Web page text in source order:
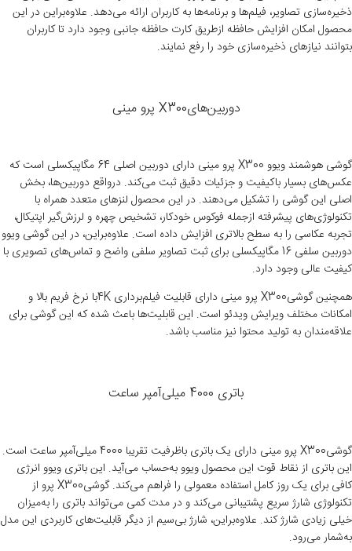
ذخیره‌سازی تصاویر، فیلم‌ها و برنامه‌ها به کاربران ارائه می‌دهد. علاوه‌براین در این
محصول امکان افزایش حافظه ازطریق کارت حافظه جانبی وجود دارد تا کاربران
بتوانند نیازهای ذخیره‌سازی خود را رفع نمایند.
دوربین‌هایX300 پرو مینی
گوشی هوشمند ویوو X300 پرو مینی دارای دوربین اصلی 64 مگاپیکسلی است که
عکس‌های بسیار باکیفیت و جزئیات دقیق ثبت می‌کند. درواقع دوربین‌ها، بخش
اصلی این گوشی را تشکیل می‌دهند. در این محصول لنزهای متعدد همراه با
تکنولوژی‌های پیشرفته ازجمله فوکوس خودکار، تشخیص چهره و لرزش‌گیر اپتیکال،
تجربه عکاسی را به سطح بالاتری افزایش داده است. علاوه‌براین، در این گوشی ویوو
دوربین سلفی 16 مگاپیکسلی برای ثبت تصاویر سلفی واضح و تماس‌های تصویری با
کیفیت عالی وجود دارد.
همچنین گوشیX300 پرو مینی دارای قابلیت فیلم‌برداری 4Kبا نرخ فریم بالا و
امکانات مختلف ویرایش ویدئو است. این قابلیت‌ها باعث شده که این گوشی برای
علاقه‌مندان به تولید محتوا نیز مناسب باشد.
باتری 4000 میلی‌آمپر ساعت
گوشیX300 پرو مینی دارای یک باتری باظرفیت تقریبا 4000 میلی‌آمپر ساعت است.
این باتری از نقاط قوت این محصول ویوو به‌حساب می‌آید. این باتری ویوو انرژی
کافی برای یک روز کامل استفاده معمولی را فراهم می‌کند. گوشیX300 پرو از
تکنولوژی شارژ سریع پشتیبانی می‌کند و در مدت کمی می‌تواند باتری را به‌میزان
خیلی زیادی شارژ کند. علاوه‌براین، شارژ بی‌سیم از دیگر قابلیت‌های کاربردی این مدل
به‌شمار می‌رود.